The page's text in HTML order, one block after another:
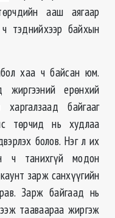
ааш аягаар
тэднийхээр байхын
хаа ч байсан юм.
ерөнхий
байгааг
төрчид нь худлаа
болов. Нэг л их
ч танихгүй модон
зарж санхүүгийн
Зарж байгаад нь
тааваараа жиргэж